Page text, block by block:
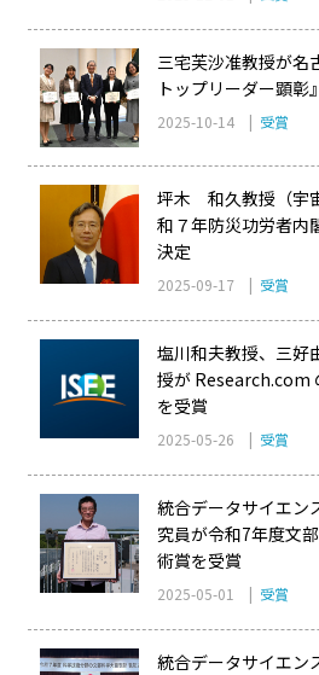
三宅芙沙准教授が名
トップリーダー顕彰
2025-10-14 | 受賞
坪木 和久教授（宇
和７年防災功労者内
決定
2025-09-17 | 受賞
塩川和夫教授、三好
授が Research.com
を受賞
2025-05-26 | 受賞
統合データサイエン
究員が令和7年度文
術賞を受賞
2025-05-01 | 受賞
統合データサイエン